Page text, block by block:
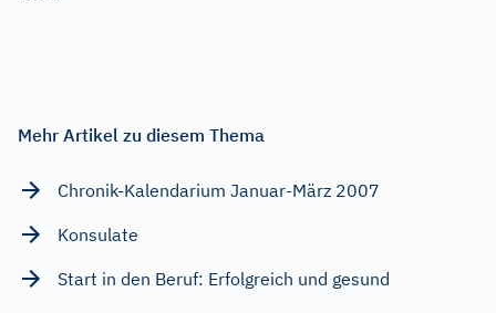
Mehr Artikel zu diesem Thema
Chronik-Kalendarium Januar-März 2007
Konsulate
Start in den Beruf: Erfolgreich und gesund